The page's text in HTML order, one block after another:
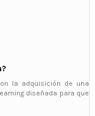
la adquisición de una
diseñada para que